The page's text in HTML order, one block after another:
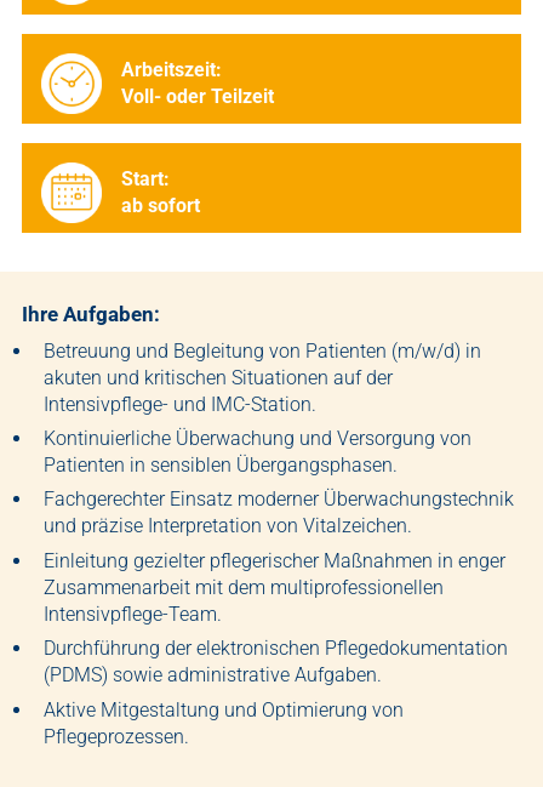
Arbeitszeit:
Voll- oder Teilzeit
Start:
ab sofort
Ihre Aufgaben:
Betreuung und Begleitung von Patienten (m/w/d) in
akuten und kritischen Situationen auf der
Intensivpflege- und IMC-Station.
Kontinuierliche Überwachung und Versorgung von
Patienten in sensiblen Übergangsphasen.
Fachgerechter Einsatz moderner Überwachungstechnik
und präzise Interpretation von Vitalzeichen.
Einleitung gezielter pflegerischer Maßnahmen in enger
Zusammenarbeit mit dem multiprofessionellen
Intensivpflege-Team.
Durchführung der elektronischen Pflegedokumentation
(PDMS) sowie administrative Aufgaben.
Aktive Mitgestaltung und Optimierung von
Pflegeprozessen.